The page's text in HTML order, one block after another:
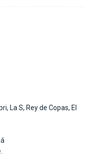
La S, Rey de Copas, El